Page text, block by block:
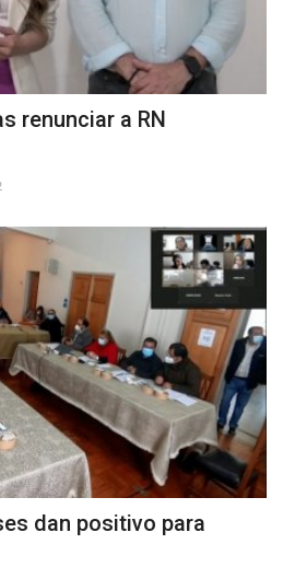
renunciar a RN
dan positivo para